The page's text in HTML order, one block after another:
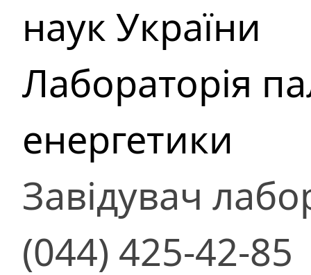
наук України
Лабораторія
енергетики
Завідувач
(044) 425-42-85